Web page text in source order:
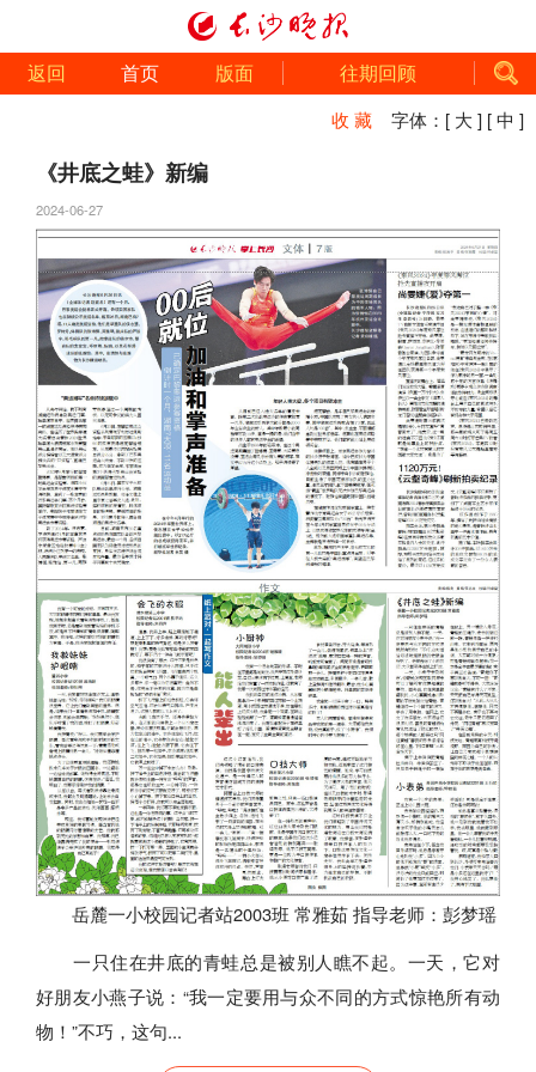
返回 首页 版面 往期回顾
收 藏 字体： [ 大 ] [ 中 ]
《井底之蛙》新编
2024-06-27
岳麓一小校园记者站2003班 常雅茹 指导老师：彭梦瑶
一只住在井底的青蛙总是被别人瞧不起。一天，它对
好朋友小燕子说：“我一定要用与众不同的方式惊艳所有动
物！”不巧，这句...